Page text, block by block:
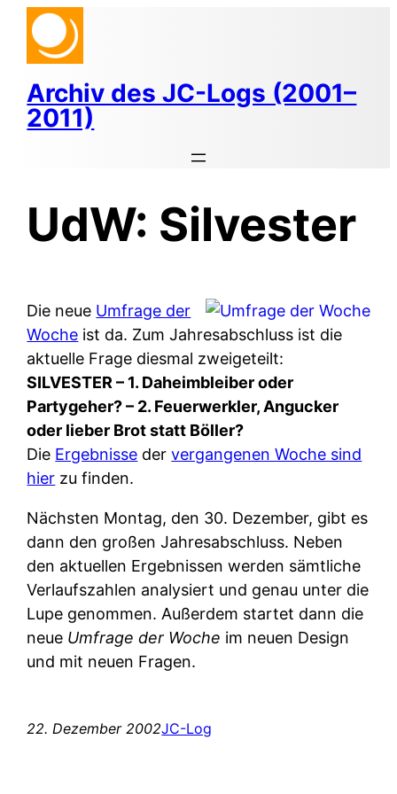
Zum
Inhalt
springen
Archiv des JC-Logs (2001–
2011)
UdW: Silvester
Die neue Umfrage der
Woche ist da. Zum Jahresabschluss ist die
aktuelle Frage diesmal zweigeteilt:
SILVESTER – 1. Daheimbleiber oder
Partygeher? – 2. Feuerwerkler, Angucker
oder lieber Brot statt Böller?
Die Ergebnisse dervergangenen Woche sind
hier zu finden.
Nächsten Montag, den 30. Dezember, gibt es
dann den großen Jahresabschluss. Neben
den aktuellen Ergebnissen werden sämtliche
Verlaufszahlen analysiert und genau unter die
Lupe genommen. Außerdem startet dann die
neue Umfrage der Woche im neuen Design
und mit neuen Fragen.
22. Dezember 2002JC-Log